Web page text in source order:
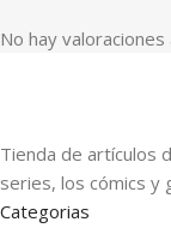
No hay valoraciones
Tienda de artículos
series, los cómics y
Categorias